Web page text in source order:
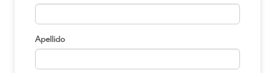
Apellido